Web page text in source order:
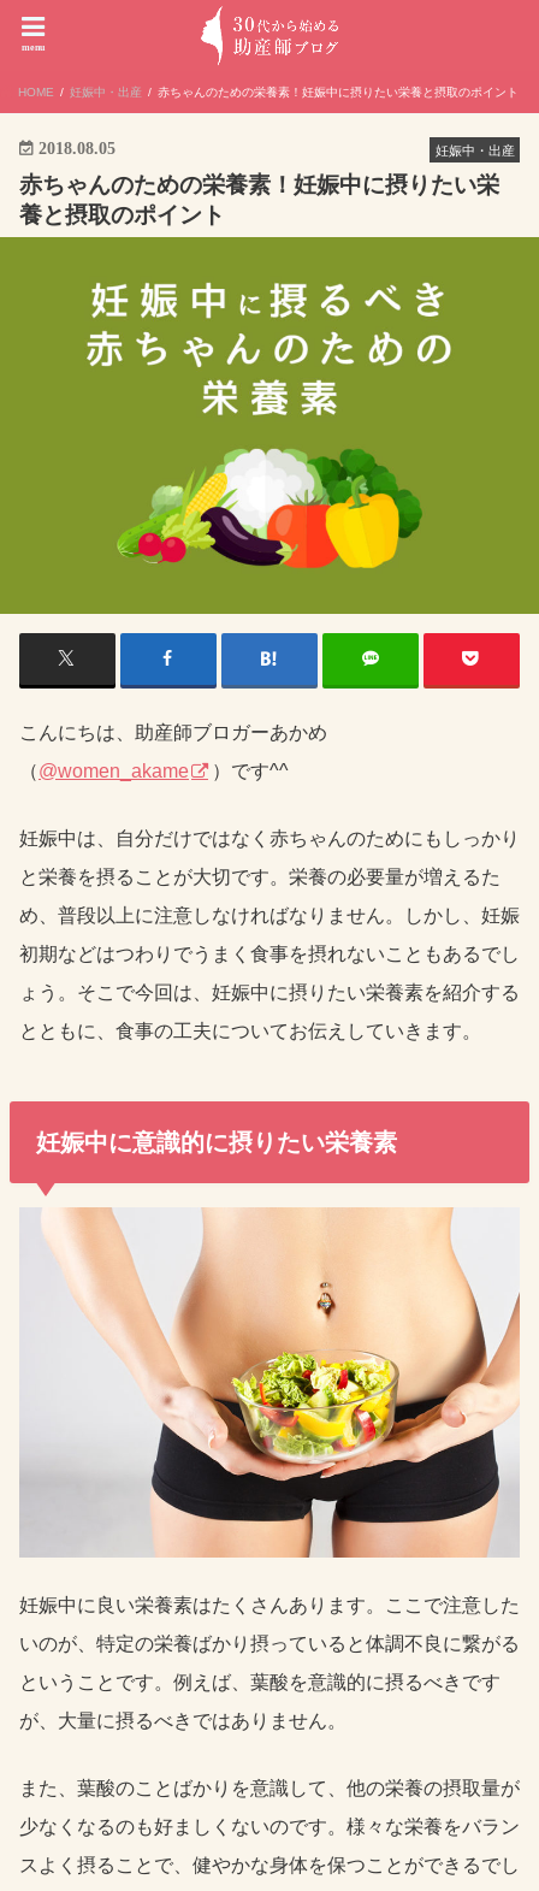
menu
HOME 妊娠中・出産 赤ちゃんのための栄養素！妊娠中に摂りたい栄養と摂取のポイント
妊娠中・出産
2018.08.05
赤ちゃんのための栄養素！妊娠中に摂りたい栄
養と摂取のポイント
こんにちは、助産師ブロガーあかめ
（@women_akame ）です^^
妊娠中は、自分だけではなく赤ちゃんのためにもしっかり
と栄養を摂ることが大切です。栄養の必要量が増えるた
め、普段以上に注意しなければなりません。しかし、妊娠
初期などはつわりでうまく食事を摂れないこともあるでし
ょう。そこで今回は、妊娠中に摂りたい栄養素を紹介する
とともに、食事の工夫についてお伝えしていきます。
妊娠中に意識的に摂りたい栄養素
妊娠中に良い栄養素はたくさんあります。ここで注意した
いのが、特定の栄養ばかり摂っていると体調不良に繋がる
ということです。例えば、葉酸を意識的に摂るべきです
が、大量に摂るべきではありません。
また、葉酸のことばかりを意識して、他の栄養の摂取量が
少なくなるのも好ましくないのです。様々な栄養をバラン
スよく摂ることで、健やかな身体を保つことができるでし